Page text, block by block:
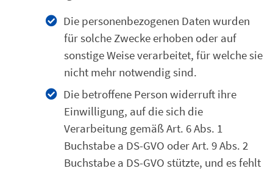
Die personenbezogenen Daten wurden
für solche Zwecke erhoben oder auf
sonstige Weise verarbeitet, für welche sie
nicht mehr notwendig sind.
Die betroffene Person widerruft ihre
Einwilligung, auf die sich die
Verarbeitung gemäß Art. 6 Abs. 1
Buchstabe a DS-GVO oder Art. 9 Abs. 2
Buchstabe a DS-GVO stützte, und es fehlt